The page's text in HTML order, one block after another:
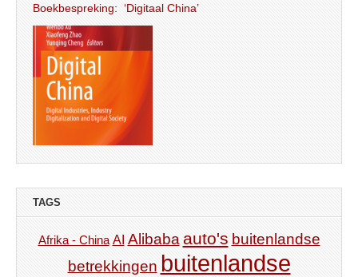
Boekbespreking: ‘Digitaal China’
TAGS
Afrika - China AI Alibaba auto's buitenlandse
betrekkingen buitenlandse